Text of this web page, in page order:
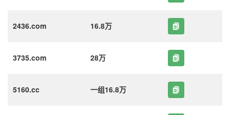
2436.com 16.8万
3735.com 28万
5160.cc 一组16.8万